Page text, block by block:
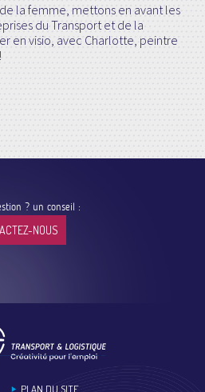
la femme, mettons en avant les
du Transport et de la
en visio, avec Charlotte, peintre
? un conseil :
NOUS
PLAN DU SITE